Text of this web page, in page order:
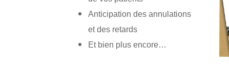
Anticipation des annulations
et des retards
Et bien plus encore…